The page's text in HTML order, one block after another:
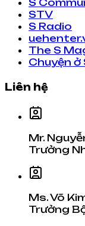
S
STV
S Radio
The S
Chuyện ở
Liên hệ
Mr.
Trưởng
Ms. Võ
Trưởng